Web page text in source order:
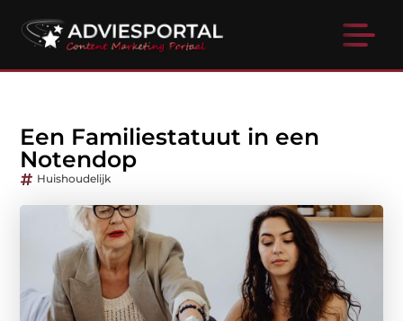
Een Familiestatuut in een
Notendop
Huishoudelijk